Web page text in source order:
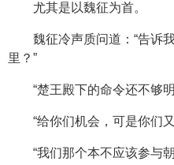
尤其是以魏征为首。
魏征冷声质问道：“告诉
里？”
“楚王殿下的命令还不够
“给你们机会，可是你们
“我们那个本不应该参与